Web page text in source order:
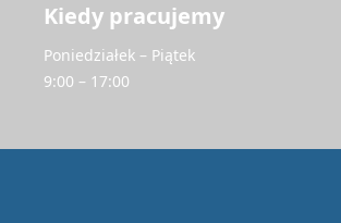
Kiedy pracujemy
Poniedziałek – Piątek
9:00 – 17:00